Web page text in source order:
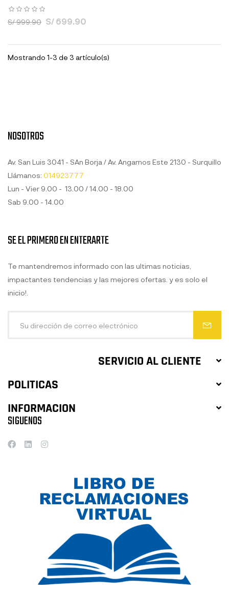
S/ 999.90 S/ 699.90
Mostrando 1-3 de 3 artículo(s)
NOSOTROS
Av. San Luis 3041 - SAn Borja / Av. Angamos Este 2130 - Surquillo
Llámanos: 014923777
Lun - Vier 9.00 - 13.00 / 14.00 - 18.00
Sab 9.00 - 14.00
SERVICIO AL CLIENTE
POLITICAS
INFORMACION
SE EL PRIMERO EN ENTERARTE
Te mantendremos informado con las ultimas noticias,
impactantes tendencias y las mejores ofertas. y es solo el
inicio!.
SIGUENOS